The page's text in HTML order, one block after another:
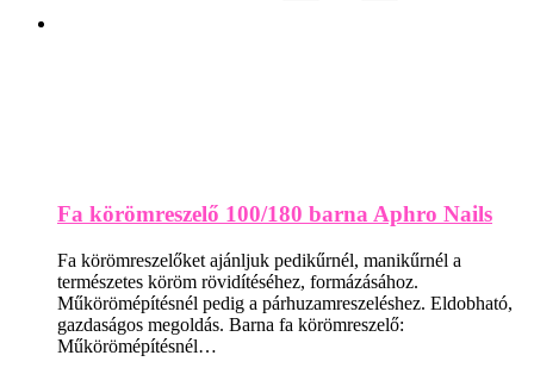
Fa körömreszelő 100/180 barna Aphro Nails
Fa körömreszelőket ajánljuk pedikűrnél, manikűrnél a
természetes köröm rövidítéséhez, formázásához.
Műkörömépítésnél pedig a párhuzamreszeléshez. Eldobható,
gazdaságos megoldás. Barna fa körömreszelő:
Műkörömépítésnél…